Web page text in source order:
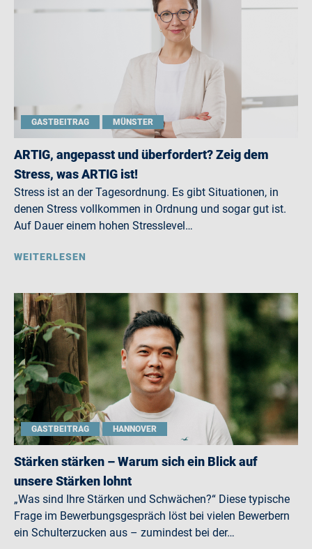
GASTBEITRAG MÜNSTER
ARTIG, angepasst und überfordert? Zeig dem
Stress, was ARTIG ist!
Stress ist an der Tagesordnung. Es gibt Situationen, in
denen Stress vollkommen in Ordnung und sogar gut ist.
Auf Dauer einem hohen Stresslevel…
WEITERLESEN
GASTBEITRAG HANNOVER
Stärken stärken – Warum sich ein Blick auf
unsere Stärken lohnt
„Was sind Ihre Stärken und Schwächen?“ Diese typische
Frage im Bewerbungsgespräch löst bei vielen Bewerbern
ein Schulterzucken aus – zumindest bei der…